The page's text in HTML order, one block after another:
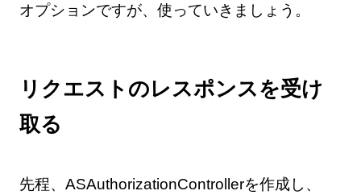
オプションですが、使っていきましょう。
リクエストのレスポンスを受け
取る
先程、ASAuthorizationControllerを作成し、